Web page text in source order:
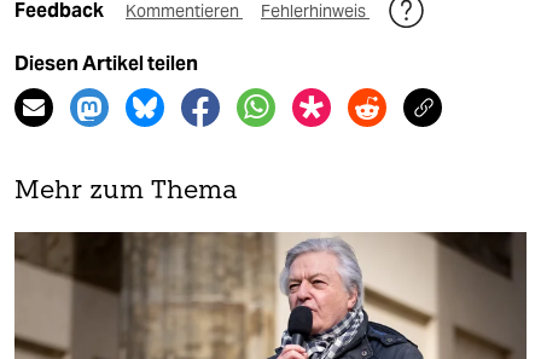
Feedback Kommentieren Fehlerhinweis
Diesen Artikel teilen
Mehr zum Thema